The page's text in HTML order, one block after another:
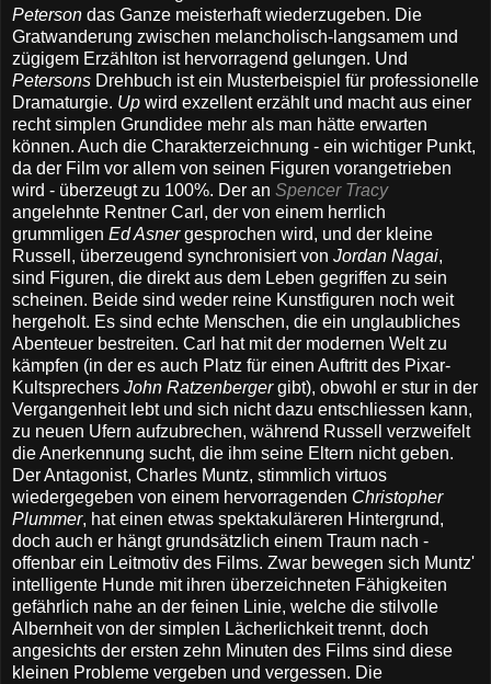
Peterson das Ganze meisterhaft wiederzugeben. Die
Gratwanderung zwischen melancholisch-langsamem und
zügigem Erzählton ist hervorragend gelungen. Und
Petersons Drehbuch ist ein Musterbeispiel für professionelle
Dramaturgie. Up wird exzellent erzählt und macht aus einer
recht simplen Grundidee mehr als man hätte erwarten
können. Auch die Charakterzeichnung - ein wichtiger Punkt,
da der Film vor allem von seinen Figuren vorangetrieben
wird - überzeugt zu 100%. Der an Spencer Tracy
angelehnte Rentner Carl, der von einem herrlich
grummligen Ed Asnergesprochen wird, und der kleine
Russell, überzeugend synchronisiert von Jordan Nagai,
sind Figuren, die direkt aus dem Leben gegriffen zu sein
scheinen. Beide sind weder reine Kunstfiguren noch weit
hergeholt. Es sind echte Menschen, die ein unglaubliches
Abenteuer bestreiten. Carl hat mit der modernen Welt zu
kämpfen (in der es auch Platz für einen Auftritt des Pixar-
Kultsprechers John Ratzenbergergibt), obwohl er stur in der
Vergangenheit lebt und sich nicht dazu entschliessen kann,
zu neuen Ufern aufzubrechen, während Russell verzweifelt
die Anerkennung sucht, die ihm seine Eltern nicht geben.
Der Antagonist, Charles Muntz, stimmlich virtuos
wiedergegeben von einem hervorragenden Christopher
Plummer, hat einen etwas spektakuläreren Hintergrund,
doch auch er hängt grundsätzlich einem Traum nach -
offenbar ein Leitmotiv des Films. Zwar bewegen sich Muntz'
intelligente Hunde mit ihren überzeichneten Fähigkeiten
gefährlich nahe an der feinen Linie, welche die stilvolle
Albernheit von der simplen Lächerlichkeit trennt, doch
angesichts der ersten zehn Minuten des Films sind diese
kleinen Probleme vergeben und vergessen. Die